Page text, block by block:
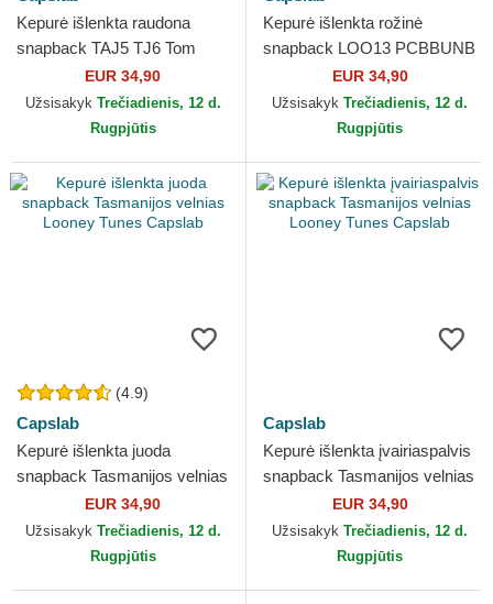
Kepurė išlenkta raudona
snapback TAJ5 TJ6 Tom
Looney Tunes Capslab
EUR 34,90
Užsisakyk Trečiadienis, 12 d.
Rugpjūtis
Kepurė išlenkta rožinė
snapback LOO13 PCBBUNB
Kiškis Bagsis Looney Tunes
Capslab
EUR 34,90
Užsisakyk Trečiadienis, 12 d.
Rugpjūtis
(4.9)
Capslab
Kepurė išlenkta juoda
snapback Tasmanijos velnias
Looney Tunes Capslab
EUR 34,90
Užsisakyk Trečiadienis, 12 d.
Rugpjūtis
Capslab
Kepurė išlenkta įvairiaspalvis
snapback Tasmanijos velnias
Looney Tunes Capslab
EUR 34,90
Užsisakyk Trečiadienis, 12 d.
Rugpjūtis